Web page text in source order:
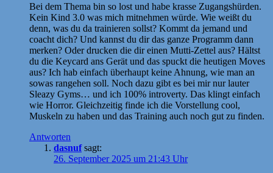
Bei dem Thema bin so lost und habe krasse Zugangshürden.
Kein Kind 3.0 was mich mitnehmen würde. Wie weißt du
denn, was du da trainieren sollst? Kommt da jemand und
coacht dich? Und kannst du dir das ganze Programm dann
merken? Oder drucken die dir einen Mutti-Zettel aus? Hältst
du die Keycard ans Gerät und das spuckt die heutigen Moves
aus? Ich hab einfach überhaupt keine Ahnung, wie man an
sowas rangehen soll. Noch dazu gibt es bei mir nur lauter
Sleazy Gyms… und ich 100% introverty. Das klingt einfach
wie Horror. Gleichzeitig finde ich die Vorstellung cool,
Muskeln zu haben und das Training auch noch gut zu finden.
Antworten
dasnuf sagt:
26. September 2025 um 21:43 Uhr